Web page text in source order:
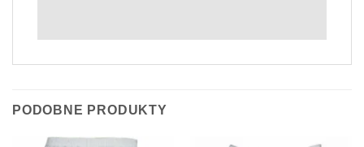
PODOBNE PRODUKTY